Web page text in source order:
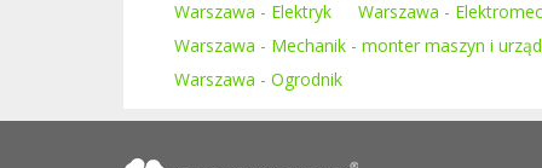
Warszawa - Elektryk
Warszawa -
Warszawa - Mechanik - monter maszyn i
Warszawa - Ogrodnik